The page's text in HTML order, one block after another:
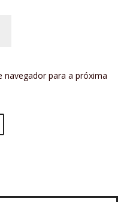
navegador para a próxima